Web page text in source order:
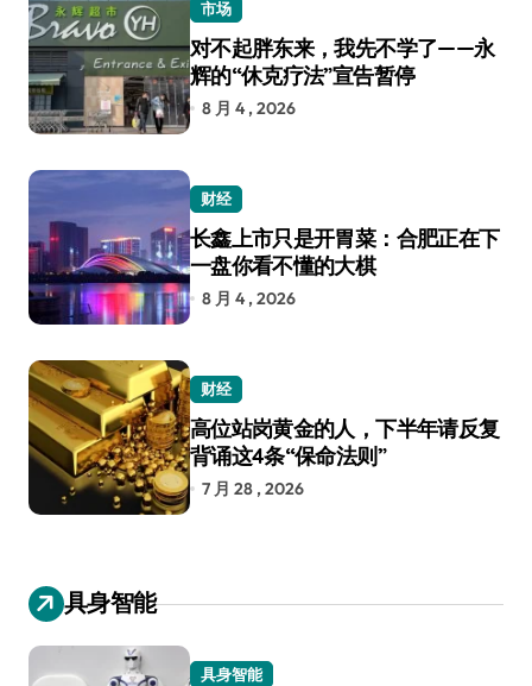
市场
对不起胖东来，我先不学了——永
辉的“休克疗法”宣告暂停
8 月 4 , 2026
财经
长鑫上市只是开胃菜：合肥正在下
一盘你看不懂的大棋
8 月 4 , 2026
财经
高位站岗黄金的人，下半年请反复
背诵这4条“保命法则”
7 月 28 , 2026
具身智能
具身智能